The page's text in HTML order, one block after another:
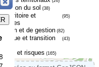
du sol (38)
territoire et
(95)
et de gestion (82)
et transition
(43)
et risques (165)